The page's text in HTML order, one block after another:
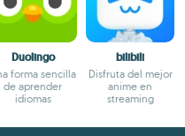
Duolingo
forma sencilla
de aprender
idiomas
bilibili
Disfruta del mejor
anime en
streaming